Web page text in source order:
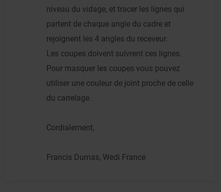
niveau du vidage, et tracer les lignes qui
partent de chaque angle du cadre et
rejoignent les 4 angles du receveur.
Les coupes doivent suivrent ces lignes.
Pour masquer les coupes vous pouvez
utiliser une couleur de joint proche de celle
du carrelage.
Cordialement,
Francis Dumas, Wedi France